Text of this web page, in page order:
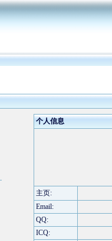
个人信息
主页:
Email:
QQ:
ICQ: